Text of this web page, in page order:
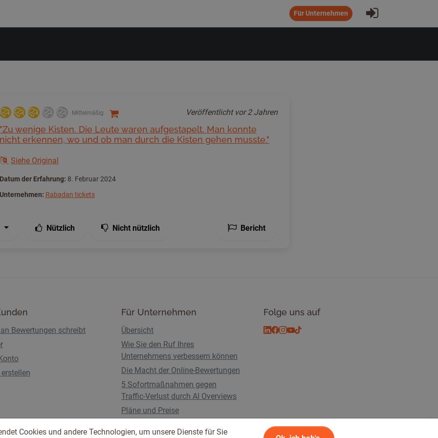
Für Unternehmen Eintragen
Mittelmäßig Veröffentlicht vor 2 Jahren
"Zu wenige Kisten. Die Leute waren aufgestapelt. Man konnte
nicht erkennen, wo und ob man durch die Kisten gehen musste."
Siehe Original
Datum der Erfahrung: 8. Februar 2024
Unternehmen: Rabadan tickets
Nützlich Nicht nützlich Bericht
Bewertungen schreibt
Für Unternehmen
Übersicht
Wie Sie den Ruf Ihres
Unternehmens verbessern können
Die Macht der Online-Bewertungen
5 Sofortmaßnahmen gegen
Traffic-Verlust durch AI Overviews
Pläne und Preise
Folge uns auf
Cookies und andere Technologien, um unsere Dienste für Sie